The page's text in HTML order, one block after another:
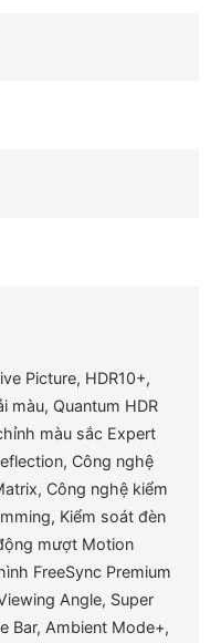
điều chỉnh độ sáng
khác biệt nhờ bộ xử
ron
Samsung, hình ảnh
xem, nâng cấp hình
tạo AI đựa trên dữ liệu
nơ-ron tái hiện các
Picture, HDR10+,
màu, Quantum HDR
màu sắc Expert
Công nghệ
Công nghệ kiểm
Kiểm soát đèn
mượt Motion
FreeSync Premium
Angle, Super
Bar, Ambient Mode+,